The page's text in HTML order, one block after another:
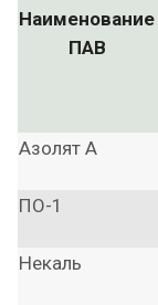
Наименование
ПАВ
Азолят А
ПО-1
Некаль